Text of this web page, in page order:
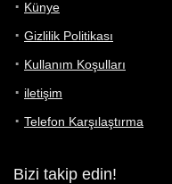
Künye
Gizlilik Politikası
Kullanım Koşulları
iletişim
Telefon Karşılaştırma
Bizi takip edin!